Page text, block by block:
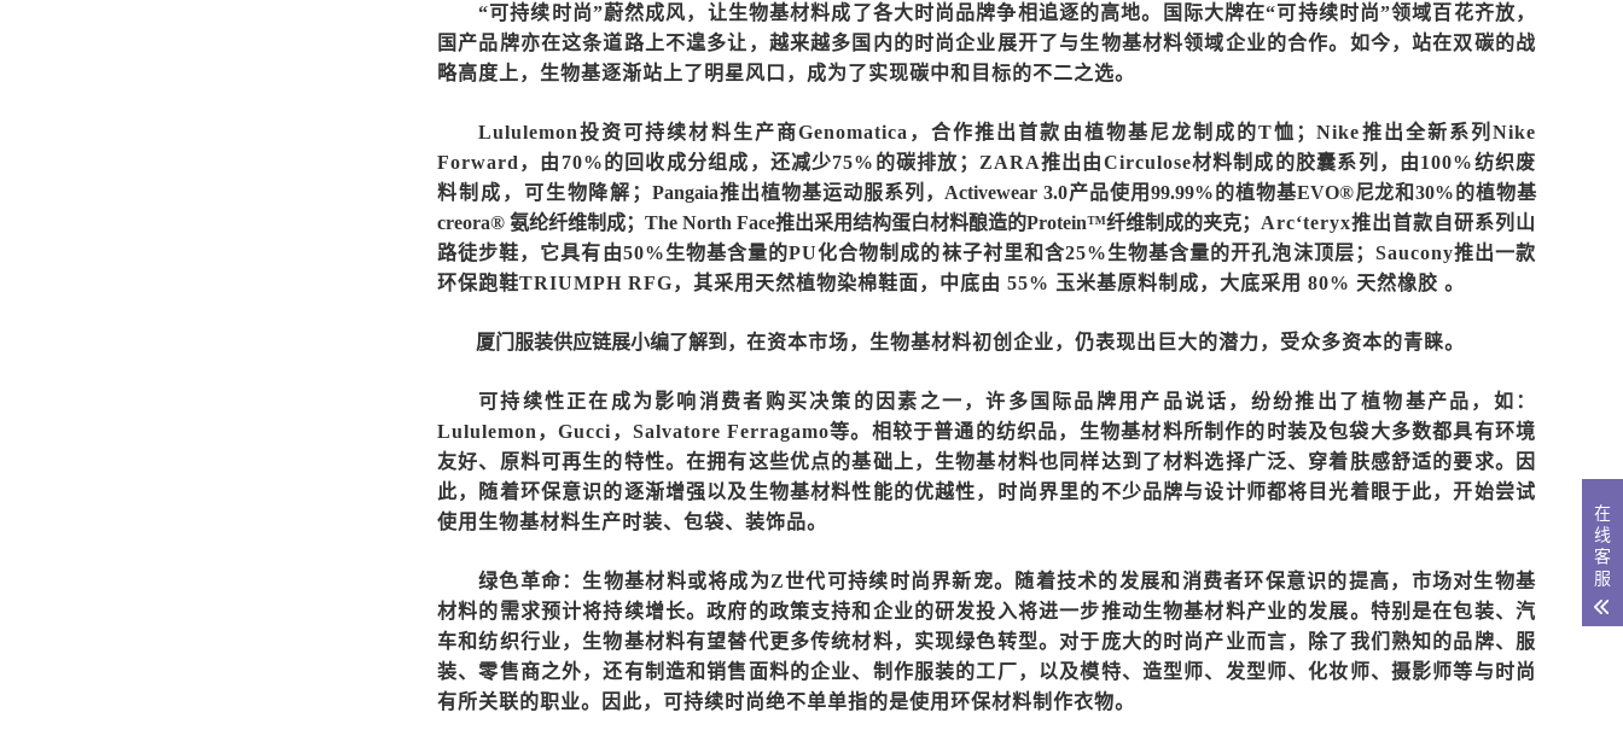
“可持续时尚”蔚然成风，让生物基材料成了各大时尚品牌争相追逐的高地。国际大牌在“可持续时尚”领域百花齐放，
国产品牌亦在这条道路上不遑多让，越来越多国内的时尚企业展开了与生物基材料领域企业的合作。如今，站在双碳的战
略高度上，生物基逐渐站上了明星风口，成为了实现碳中和目标的不二之选。
Lululemon投资可持续材料生产商Genomatica，合作推出首款由植物基尼龙制成的T恤；Nike推出全新系列Nike
Forward，由70%的回收成分组成，还减少75%的碳排放；ZARA推出由Circulose材料制成的胶囊系列，由100%纺织废
料制成，可生物降解；Pangaia推出植物基运动服系列，Activewear 3.0产品使用99.99%的植物基EVO®尼龙和30%的植物基
creora® 氨纶纤维制成；The North Face推出采用结构蛋白材料酿造的Protein™️纤维制成的夹克； Arc‘teryx推出首款自研系列山
路徒步鞋，它具有由50%生物基含量的PU化合物制成的袜子衬里和含25%生物基含量的开孔泡沫顶层；Saucony推出一款
环保跑鞋TRIUMPH RFG，其采用天然植物染棉鞋面，中底由 55% 玉米基原料制成，大底采用 80% 天然橡胶 。
厦门服装供应链展小编了解到， 在资本市场，生物基材料初创企业，仍表现出巨大的潜力，受众多资本的青睐。
可持续性正在成为影响消费者购买决策的因素之一，许多国际品牌用产品说话，纷纷推出了植物基产品，如：
Lululemon，Gucci，Salvatore Ferragamo等。相较于普通的纺织品，生物基材料所制作的时装及包袋大多数都具有环境
友好、原料可再生的特性。在拥有这些优点的基础上，生物基材料也同样达到了材料选择广泛、穿着肤感舒适的要求。因
此，随着环保意识的逐渐增强以及生物基材料性能的优越性，时尚界里的不少品牌与设计师都将目光着眼于此，开始尝试
使用生物基材料生产时装、包袋、装饰品。
绿色革命：生物基材料或将成为Z世代可持续时尚界新宠。
随着技术的发展和消费者环保意识的提高，市场对生物基
材料的需求预计将持续增长。政府的政策支持和企业的研发投入将进一步推动生物基材料产业的发展。特别是在包装、汽
车和纺织行业，生物基材料有望替代更多传统材料，实现绿色转型。对于庞大的时尚产业而言，除了我们熟知的品牌、服
装、零售商之外，还有制造和销售面料的企业、制作服装的工厂，以及模特、造型师、发型师、化妆师、摄影师等与时尚
有所关联的职业。因此，可持续时尚绝不单单指的是使用环保材料制作衣物。
在
线
客
服